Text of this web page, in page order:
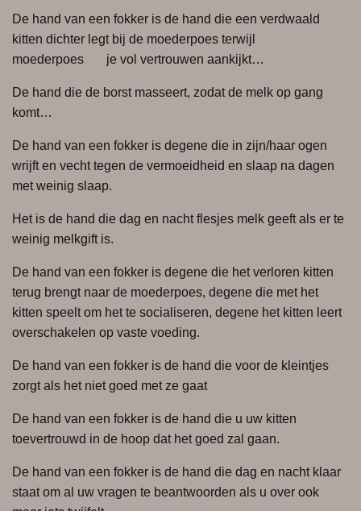
De hand van een fokker is de hand die een verdwaald
kitten dichter legt bij de moederpoes terwijl
moederpoes je vol vertrouwen aankijkt…
De hand die de borst masseert, zodat de melk op gang
komt…
De hand van een fokker is degene die in zijn/haar ogen
wrijft en vecht tegen de vermoeidheid en slaap na dagen
met weinig slaap.
Het is de hand die dag en nacht flesjes melk geeft als er te
weinig melkgift is.
De hand van een fokker is degene die het verloren kitten
terug brengt naar de moederpoes, degene die met het
kitten speelt om het te socialiseren, degene het kitten leert
overschakelen op vaste voeding.
De hand van een fokker is de hand die voor de kleintjes
zorgt als het niet goed met ze gaat
De hand van een fokker is de hand die u uw kitten
toevertrouwd in de hoop dat het goed zal gaan.
De hand van een fokker is de hand die dag en nacht klaar
staat om al uw vragen te beantwoorden als u over ook